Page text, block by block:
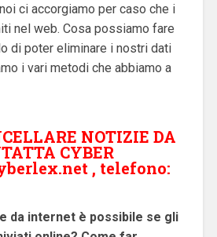
ci accorgiamo per caso che i
nel web. Cosa possiamo fare
di poter eliminare i nostri dati
i vari metodi che abbiamo a
NOTIZIE DA
CYBER
, telefono:
da internet è possibile se gli